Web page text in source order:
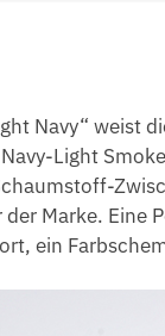
Navy“ weist
Light
Marke.
ein